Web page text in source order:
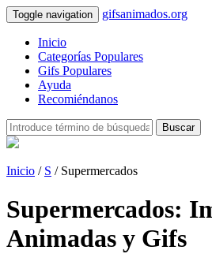
Toggle navigation gifsanimados.org
Inicio
Categorías Populares
Gifs Populares
Ayuda
Recomiéndanos
Buscar
Inicio / S / Supermercados
Supermercados:
Animadas y Gifs